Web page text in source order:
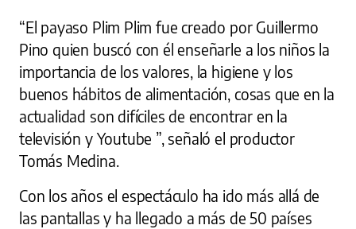
“El payaso Plim Plim fue creado por Guillermo
Pino quien buscó con él enseñarle a los niños la
importancia de los valores, la higiene y los
buenos hábitos de alimentación, cosas que en la
actualidad son difíciles de encontrar en la
televisión y Youtube ”, señaló el productor
Tomás Medina.
Con los años el espectáculo ha ido más allá de
las pantallas y ha llegado a más de 50 países